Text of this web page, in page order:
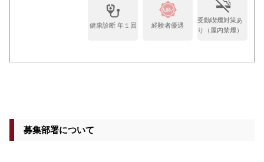
健康診断 年１回 経験者優遇
受動喫煙対策あ
り（屋内禁煙）
募集部署について